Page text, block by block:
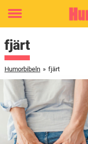
Toggle
fjärt
Humorbibeln » fjärt